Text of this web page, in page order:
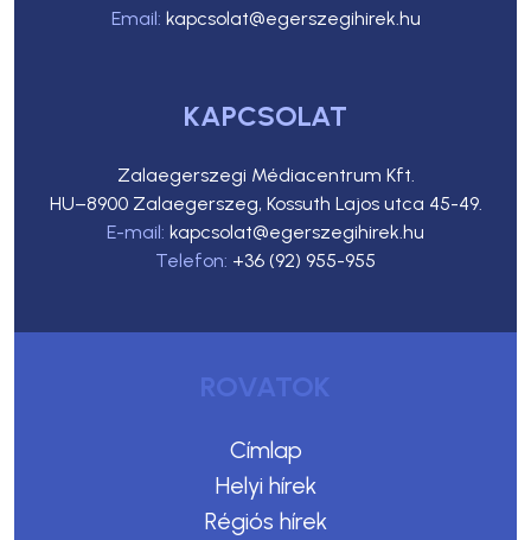
Email: kapcsolat@egerszegihirek.hu
KAPCSOLAT
Zalaegerszegi Médiacentrum Kft.
HU–8900 Zalaegerszeg, Kossuth Lajos utca 45-49.
E-mail: kapcsolat@egerszegihirek.hu
Telefon: +36 (92) 955-955
ROVATOK
Címlap
Helyi hírek
Régiós hírek